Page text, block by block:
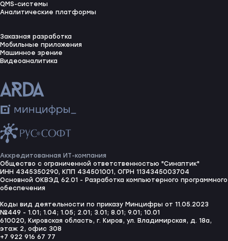
QMS-системы
Аналитические платформы
Заказная разработка
Мобильные приложения
Машинное зрение
Видеоаналитика
Аккредитованная ИТ-компания
Общество с ограниченной ответственностью "Синаптик"
ИНН 4345350290, КПП 434501001, ОГРН 1134345003704
Основной ОКВЭД 62.01 - Разработка компьютерного программного
обеспечения
Коды вид деятельности по приказу Минцифры от 11.05.2023
№449 - 1.01; 1.04; 1.05; 2.01; 3.01; 8.01; 9.01; 10.01
610020, Кировская область, г. Киров, ул. Владимирская, д. 18а,
этаж 2, офис 308
+7 922 916 67 77